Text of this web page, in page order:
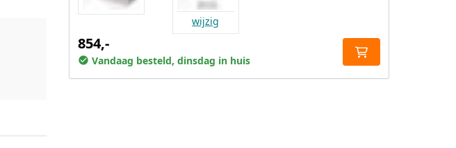
wijzig
854,-
Vandaag besteld, dinsdag in huis